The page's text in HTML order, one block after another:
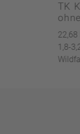
TK
1,8-